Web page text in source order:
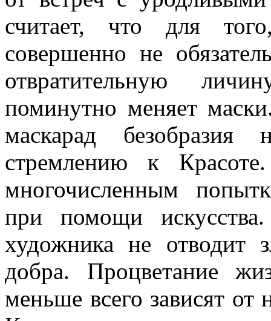
считает, что для
совершенно не
отвратительную
поминутно меняет
маскарад
стремлению к
многочисленным
при помощи
художника не отводит
добра. Процветание
меньше всего зависят